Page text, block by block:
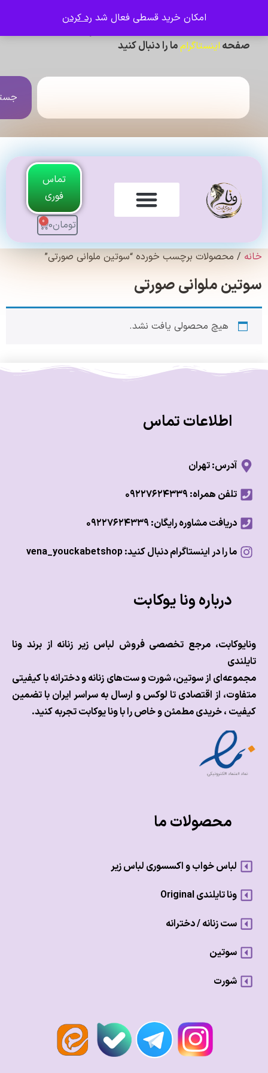
امکان خرید قسطی فعال شدرد کردن
اینستاگرامما را دنبال کنید
جستجو
تماس
فوری
0
برچسب خورده “سوتین ملوانی صورتی”
ملوانی صورتی
هیچ محصولی یافت نشد.
اطلاعات تماس
آدرس: تهران
تلفن همراه: ۰۹۲۲۷۶۲۴۳۳۹
دریافت مشاوره رایگان: ۰۹۲۲۷۶۲۴۳۳۹
ما را در اینستاگرام دنبال کنید: vena_youckabetshop
درباره ونا یوکابت
مرجع تخصصی فروش لباس زیر زنانه از برند ونا
از سوتین، شورت و ست‌های زنانه و دخترانه با کیفیتی
از اقتصادی تا لوکس وارسال به سراسر ایران با تضمین
، خریدی مطمئن و خاص را با ونا یوکابت تجربه کنید.
محصولات ما
لباس خواب و اکسسوری لباس زیر
ونا تایلندی Original
ست زنانه / دخترانه
سوتین
شورت